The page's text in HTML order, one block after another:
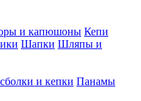
и капюшоны Кепи
Шапки Шляпы и
и кепки Панамы